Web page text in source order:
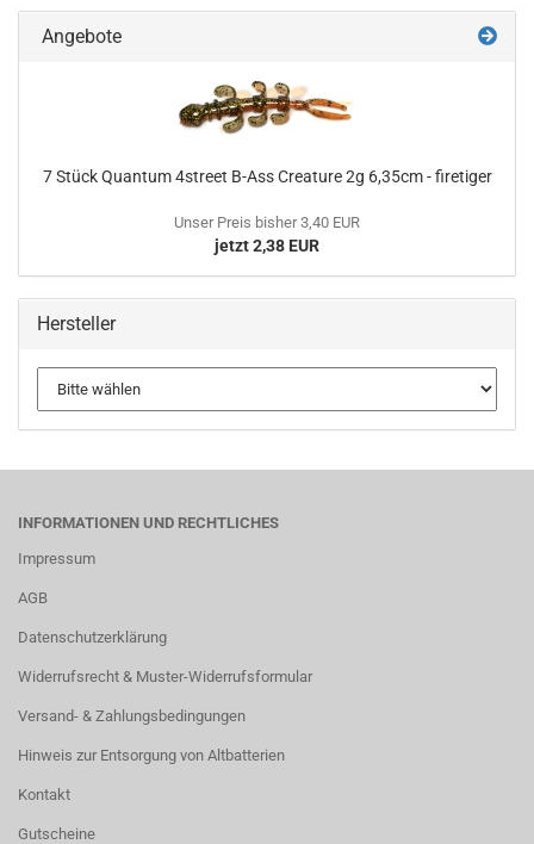
Angebote
7 Stück Quantum 4street B-Ass Creature 2g 6,35cm - firetiger
Unser Preis bisher 3,40 EUR
jetzt 2,38 EUR
Hersteller
INFORMATIONEN UND RECHTLICHES
Impressum
AGB
Datenschutzerklärung
Widerrufsrecht & Muster-Widerrufsformular
Versand- & Zahlungsbedingungen
Hinweis zur Entsorgung von Altbatterien
Kontakt
Gutscheine